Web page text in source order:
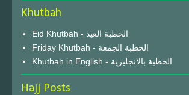
Khutbah
Eid Khutbah - الخطبة العيد
Friday Khutbah - الخطبة الجمعة
Khutbah in English - الخطبة بالانجليزية
Hajj Posts